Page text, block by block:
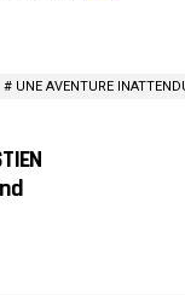
UNE AVENTURE